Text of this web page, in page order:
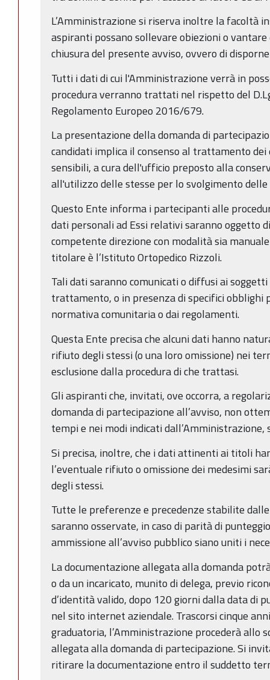
L’Amministrazione si riserva inoltre la facoltà
aspiranti possano sollevare obiezioni o
chiusura del presente avviso, ovvero di
Tutti i dati di cui l'Amministrazione verrà in
procedura verranno trattati nel rispetto del
Regolamento Europeo 2016/679.
La presentazione della domanda di
candidati implica il consenso al trattamento
sensibili, a cura dell'ufficio preposto alla
all'utilizzo delle stesse per lo svolgimento
Questo Ente informa i partecipanti alle
dati personali ad Essi relativi saranno oggetto
competente direzione con modalità sia
titolare è l’Istituto Ortopedico Rizzoli.
Tali dati saranno comunicati o diffusi ai
trattamento, o in presenza di specifici obblighi
normativa comunitaria o dai regolamenti.
Questa Ente precisa che alcuni dati hanno
rifiuto degli stessi (o una loro omissione) nei
esclusione dalla procedura di che trattasi.
Gli aspiranti che, invitati, ove occorra, a
domanda di partecipazione all’avviso, non
tempi e nei modi indicati dall’Amministrazione,
Si precisa, inoltre, che i dati attinenti ai titoli
l’eventuale rifiuto o omissione dei medesimi
degli stessi.
Tutte le preferenze e precedenze stabilite
saranno osservate, in caso di parità di
ammissione all’avviso pubblico siano uniti i
La documentazione allegata alla domanda
o da un incaricato, munito di delega, previo
d’identità valido, dopo 120 giorni dalla data di
nel sito internet aziendale. Trascorsi cinque
graduatoria, l’Amministrazione procederà allo
allegata alla domanda di partecipazione. Si
ritirare la documentazione entro il suddetto